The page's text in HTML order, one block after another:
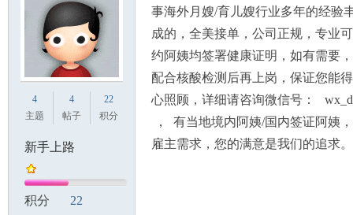
4
主题
4
帖子
22
积分
新手上路
积分 22
事海外月嫂/育儿嫂行业多年的经验
成的，全美接单，公司正规，专业
约阿姨均签署健康证明，如有需要
配合核酸检测后再上岗，保证您能
心照顾，详细请咨询微信号：
， 有当地境内阿姨/国内签证阿姨
雇主需求，您的满意是我们的追求。